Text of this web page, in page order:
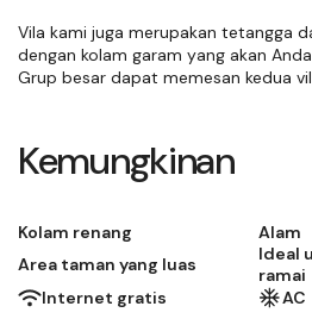
Vila kami juga merupakan tetangga
dengan kolam garam yang akan
Grup besar dapat memesan kedua
Kemungkinan
Kolam renang
Alam
Area taman yang luas
Ideal
ramai
Internet gratis
AC